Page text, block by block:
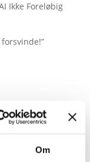
Om
Ikke Foreløbig